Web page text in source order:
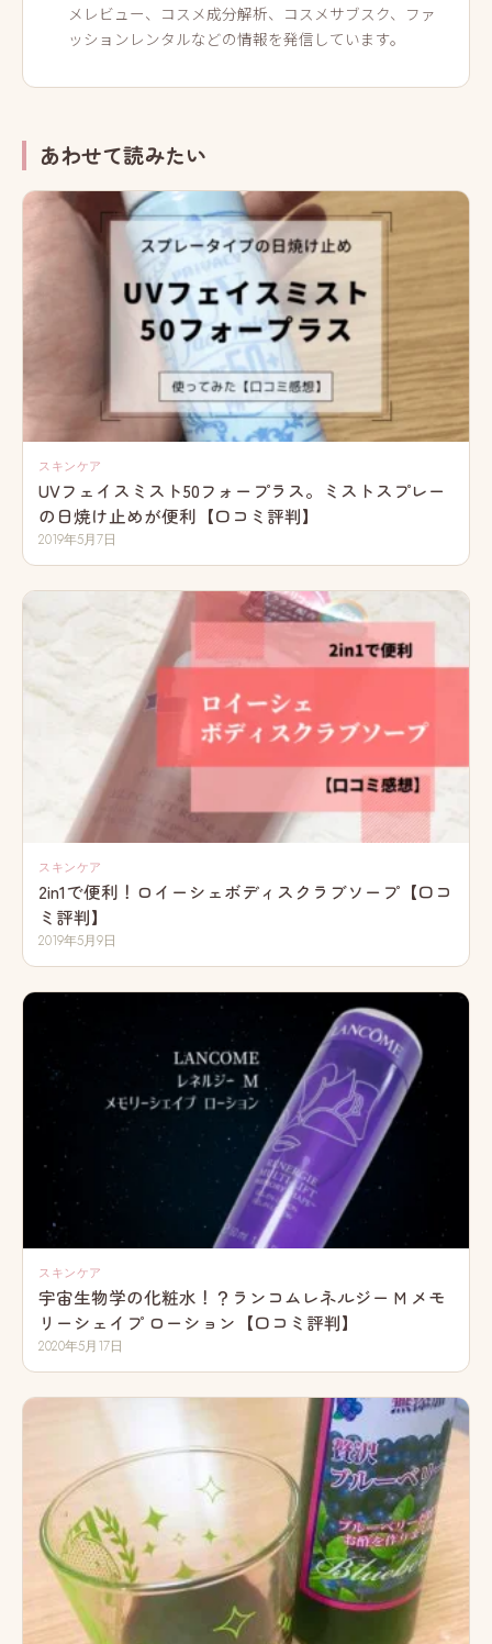
メレビュー、コスメ成分解析、コスメサブスク、ファ
ッションレンタルなどの情報を発信しています。
あわせて読みたい
スキンケア
UVフェイスミスト50フォープラス。ミストスプレー
の日焼け止めが便利【口コミ評判】
2019年5月7日
スキンケア
2in1で便利！ロイーシェボディスクラブソープ【口コ
ミ評判】
2019年5月9日
スキンケア
宇宙生物学の化粧水！？ランコムレネルジー M メモ
リーシェイプ ローション【口コミ評判】
2020年5月17日